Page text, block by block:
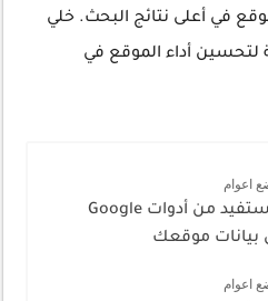
في أعلى نتائج البحث. خلي
لتحسين أداء الموقع في
اعوام
كيف تستفيد من أدوات Google
بيانات موقعك
اعوام